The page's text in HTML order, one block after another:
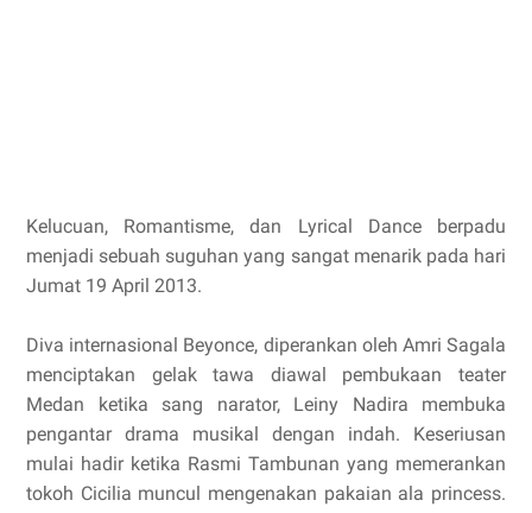
Kelucuan, Romantisme, dan Lyrical Dance berpadu
menjadi sebuah suguhan yang sangat menarik pada hari
Jumat 19 April 2013.
Diva internasional Beyonce, diperankan oleh Amri Sagala
menciptakan gelak tawa diawal pembukaan teater
Medan ketika sang narator, Leiny Nadira membuka
pengantar drama musikal dengan indah. Keseriusan
mulai hadir ketika Rasmi Tambunan yang memerankan
tokoh Cicilia muncul mengenakan pakaian ala princess.